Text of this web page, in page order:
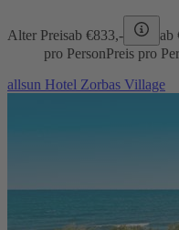
Alter Preisab €833,- ab
pro PersonPreis pro
allsun Hotel Zorbas Village